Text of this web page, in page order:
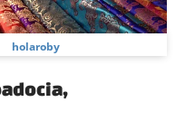
holaroby